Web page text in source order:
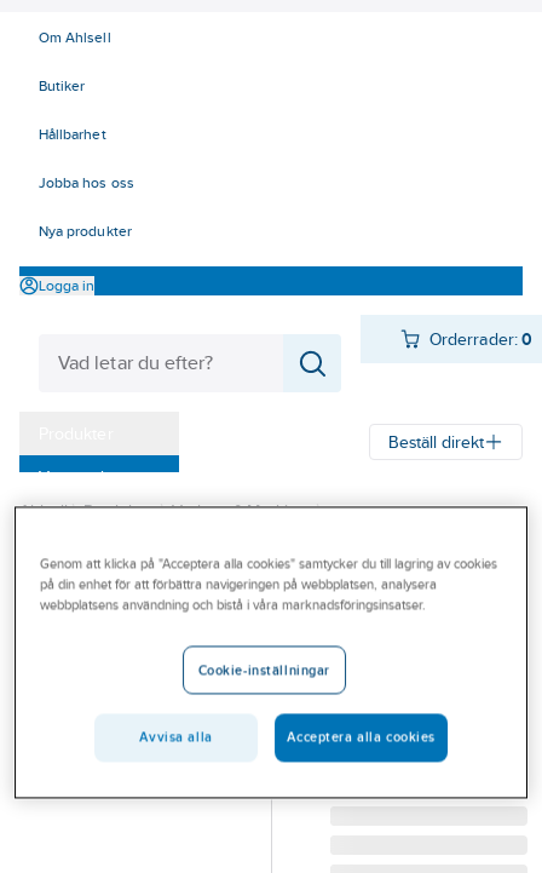
Om Ahlsell
Butiker
Hållbarhet
Jobba hos oss
Nya produkter
Logga in
Orderrader:0
Varumärken
Outlet
Branscher
Beställ direkt
Ahlsell Produkter
Verktyg & Maskiner
Tapet- och målningsverktyg
Rollerbygel Maxi
Anza
MAXIBYGEL ANZA 18
Lev. artikelnr: 613018
Genom att klicka på "Acceptera alla cookies" samtycker du till lagring av cookies
på din enhet för att förbättra navigeringen på webbplatsen, analysera
webbplatsens användning och bistå i våra marknadsföringsinsatser.
Cookie-inställningar
Avvisa alla Acceptera alla cookies